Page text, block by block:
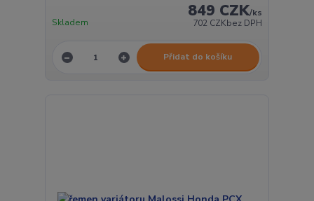
849 CZK/ks
702 CZKbez DPH
Skladem
Přidat do košíku